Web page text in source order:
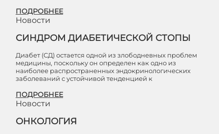
ПОДРОБНЕЕ
Новости
СИНДРОМ ДИАБЕТИЧЕСКОЙ СТОПЫ
Диабет (СД) остается одной из злободневных проблем
медицины, поскольку он определен как одно из
наиболее распространенных эндокринологических
заболеваний с устойчивой тенденцией к
ПОДРОБНЕЕ
Новости
ОНКОЛОГИЯ